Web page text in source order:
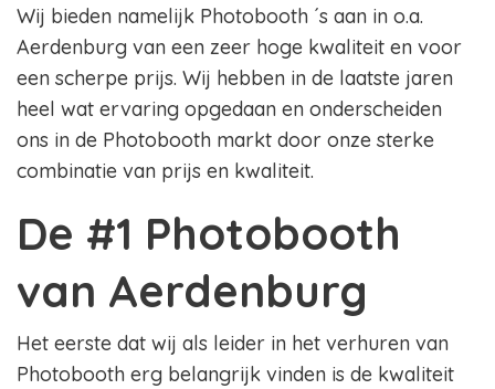
Wij bieden namelijk Photobooth ´s aan in o.a.
Aerdenburg van een zeer hoge kwaliteit en voor
een scherpe prijs. Wij hebben in de laatste jaren
heel wat ervaring opgedaan en onderscheiden
ons in de Photobooth markt door onze sterke
combinatie van prijs en kwaliteit.
De #1 Photobooth
van Aerdenburg
Het eerste dat wij als leider in het verhuren van
Photobooth erg belangrijk vinden is de kwaliteit